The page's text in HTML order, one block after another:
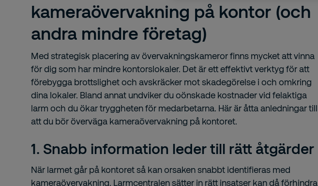
kameraövervakning på kontor (och
andra mindre företag)
Med strategisk placering av övervakningskameror finns mycket att vinna
för dig som har mindre kontorslokaler. Det är ett effektivt verktyg för att
förebygga brottslighet och avskräcker mot skadegörelse i och omkring
dina lokaler. Bland annat undviker du oönskade kostnader vid felaktiga
larm och du ökar tryggheten för medarbetarna. Här är åtta anledningar till
att du bör överväga kameraövervakning på kontoret.
1. Snabb information leder till rätt åtgärder
När larmet går på kontoret så kan orsaken snabbt identifieras med
kameraövervakning. Larmcentralen sätter in rätt insatser kan då förhindra